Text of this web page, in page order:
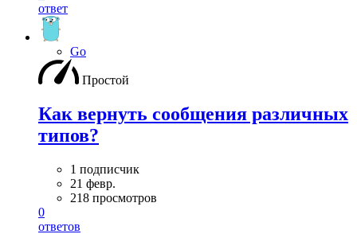
ответ
Go
Простой
Как вернуть сообщения различных
типов?
1 подписчик
21 февр.
218 просмотров
0
ответов